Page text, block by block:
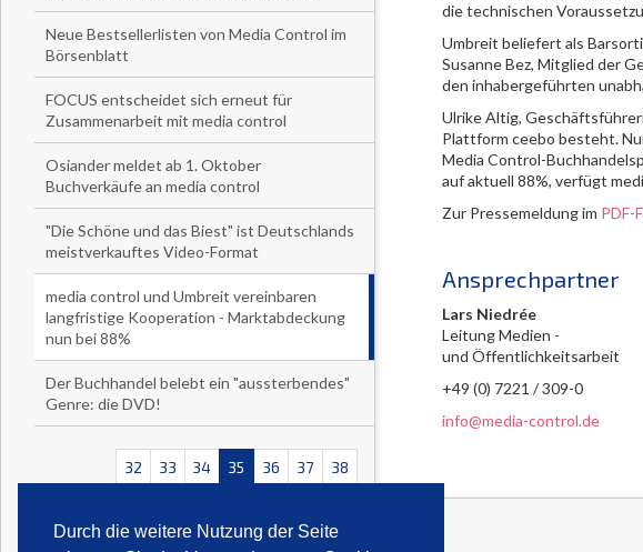
Durch die weitere Nutzung der Seite
Neue Bestsellerlisten von Media Control im
Börsenblatt
FOCUS entscheidet sich erneut für
Zusammenarbeit mit media control
Osiander meldet ab 1. Oktober
Buchverkäufe an media control
"Die Schöne und das Biest" ist Deutschlands
meistverkauftes Video-Format
media control und Umbreit vereinbaren
langfristige Kooperation - Marktabdeckung
nun bei 88%
Der Buchhandel belebt ein "aussterbendes"
Genre: die DVD!
32 33 34 35 36 37 38
die technischen
Umbreit beliefert als
Susanne Bez, Mitglied der
den inhabergeführten
Ulrike Altig,
Plattform ceebo besteht.
Media Control-
auf aktuell 88%, verfügt
Zur Pressemeldung im PDF-
Ansprechpartner
Lars Niedrée
Leitung Medien -
und Öffentlichkeitsarbeit
+49 (0) 7221 / 309-0
info@media-control.de